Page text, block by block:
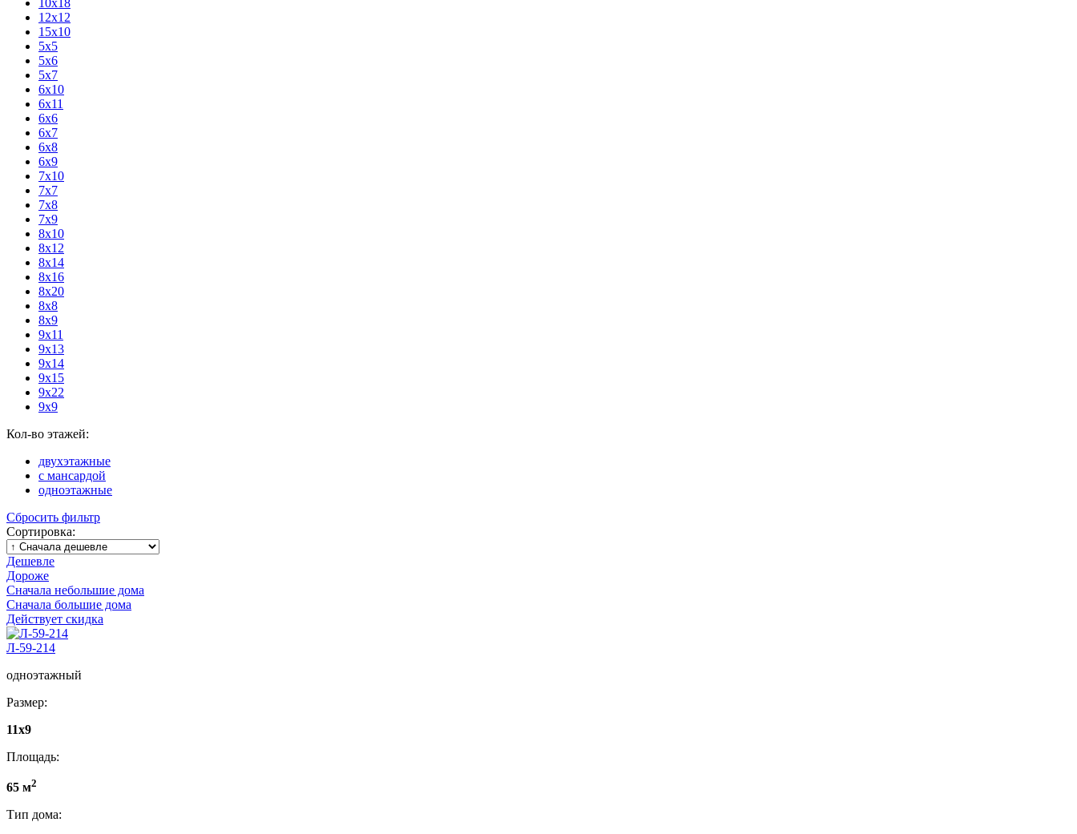
12х12
15х10
5х5
5х6
5х7
6х10
6х11
6х6
6х7
6х8
6х9
7х10
7х7
7х8
7х9
8х10
8х12
8х14
8х16
8х20
8х8
8х9
9х11
9х13
9х14
9х15
9х22
9х9
Кол-во этажей:
двухэтажные
с мансардой
одноэтажные
Сбросить фильтр
Сортировка:
Дешевле
Дороже
Сначала небольшие дома
Сначала большие дома
Действует скидка
Л-59-214
одноэтажный
Размер:
11x9
Площадь:
65 м2
Тип дома: